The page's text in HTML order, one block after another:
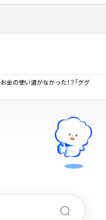
金の使い道がなかった！？「ググ